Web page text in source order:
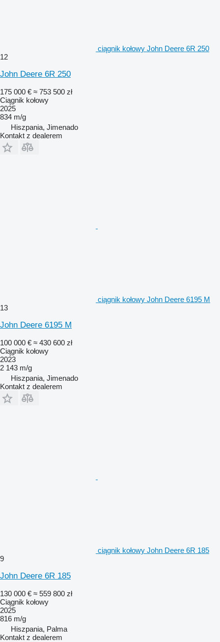
ciągnik kołowy John Deere 6R 250
12
John Deere 6R 250
175 000 € ≈ 753 500 zł
Ciągnik kołowy
2025
834 m/g
Hiszpania, Jimenado
Kontakt z dealerem
ciągnik kołowy John Deere 6195 M
13
John Deere 6195 M
100 000 € ≈ 430 600 zł
Ciągnik kołowy
2023
2 143 m/g
Hiszpania, Jimenado
Kontakt z dealerem
ciągnik kołowy John Deere 6R 185
9
John Deere 6R 185
130 000 € ≈ 559 800 zł
Ciągnik kołowy
2025
816 m/g
Hiszpania, Palma
Kontakt z dealerem